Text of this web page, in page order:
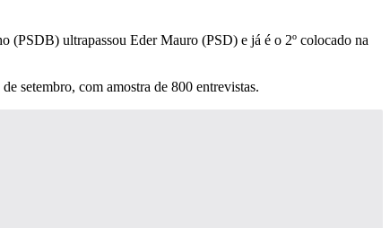
(PSDB) ultrapassou Eder Mauro (PSD) e já é o 2º colocado na
setembro, com amostra de 800 entrevistas.